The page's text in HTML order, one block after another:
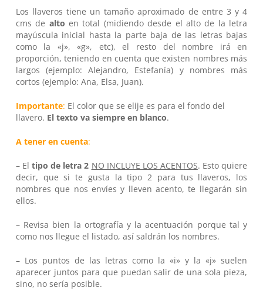
No hay productos en el carrito.
Go To Shop
Los llaveros tiene un tamaño aproximado de entre 3 y 4
cms de alto en total (midiendo desde el alto de la letra
mayúscula inicial hasta la parte baja de las letras bajas
como la «j», «g», etc), el resto del nombre irá en
proporción, teniendo en cuenta que existen nombres más
largos (ejemplo: Alejandro, Estefanía) y nombres más
cortos (ejemplo: Ana, Elsa, Juan).
Importante: El color que se elije es para el fondo del
llavero. El texto va siempre en blanco.
A tener en cuenta:
– Eltipo de letra 2 NO INCLUYE LOS ACENTOS. Esto quiere
decir, que si te gusta la tipo 2 para tus llaveros, los
nombres que nos envíes y lleven acento, te llegarán sin
ellos.
– Revisa bien la ortografía y la acentuación porque tal y
como nos llegue el listado, así saldrán los nombres.
– Los puntos de las letras como la «i» y la «j» suelen
aparecer juntos para que puedan salir de una sola pieza,
sino, no sería posible.